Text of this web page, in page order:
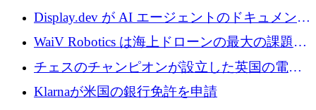
810万ポンドを確保
Display.dev が AI エージェントのドキュメント
コラボレーションを強化するために 47 万ユー
WaiV Robotics は海上ドローンの最大の課題の
1 つをどのように解決しているか
チェスのチャンピオンが設立した英国の電池
材料スタートアップ TaiSan が 465 万ポンドを
Klarnaが米国の銀行免許を申請